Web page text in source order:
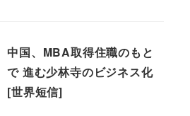
中国、MBA取得住職のもと
で 進む少林寺のビジネス化
[世界短信]